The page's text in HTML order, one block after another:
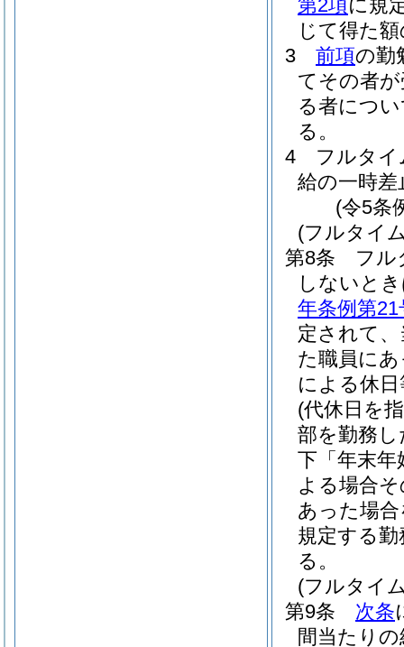
第2項に規
じて得た
3
前項の勤
てその者
る者につ
る。
4
フルタイ
給の一時
(令5条
(フルタイ
第8条
フル
しないと
年条例第21
定されて
た職員に
による休
(代休日を
部を勤務
下「年末年
よる場合
あった場
規定する
る。
(フルタイ
第9条
次条
間当たり